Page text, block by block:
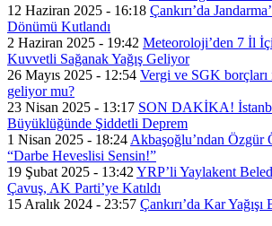
12 Haziran 2025 - 16:18 Çankırı’da
Dönümü Kutlandı
2 Haziran 2025 - 19:42 Meteoroloji’den 7 İl
Kuvvetli Sağanak Yağış Geliyor
26 Mayıs 2025 - 12:54 Vergi ve SGK borçları
geliyor mu?
23 Nisan 2025 - 13:17 SON DAKİKA!
Büyüklüğünde Şiddetli Deprem
1 Nisan 2025 - 18:24 Akbaşoğlu’ndan Özgür
“Darbe Heveslisi Sensin!”
19 Şubat 2025 - 13:42 YRP’li Yaylakent
Çavuş, AK Parti’ye Katıldı
15 Aralık 2024 - 23:57 Çankırı’da Kar Yağışı